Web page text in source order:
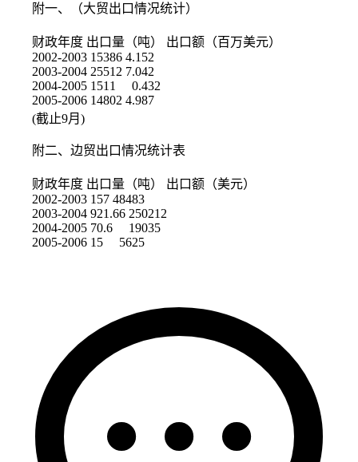
附一、（大贸出口情况统计）
财政年度 出口量（吨） 出口额（百万美元）
2002-2003 15386 4.152
2003-2004 25512 7.042
2004-2005 1511 0.432
2005-2006 14802 4.987
(截止9月)
附二、边贸出口情况统计表
财政年度 出口量（吨） 出口额（美元）
2002-2003 157 48483
2003-2004 921.66 250212
2004-2005 70.6 19035
2005-2006 15 5625